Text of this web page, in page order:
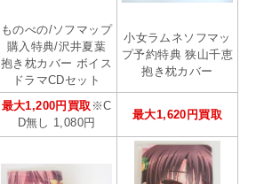
ものべの/ソフマップ
購入特典/沢井夏葉
抱き枕カバー ボイス
ドラマCDセット
小女ラムネソフマッ
プ予約特典 狭山千恵
抱き枕カバー
最大1,200円買取 ※C
D無し 1,080円
最大1,620円買取